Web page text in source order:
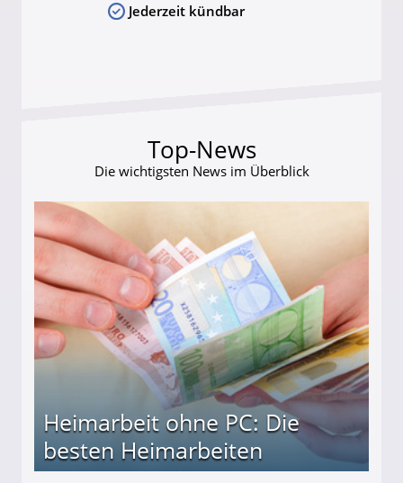
Jederzeit kündbar
Top-News
Die wichtigsten News im Überblick
Heimarbeit ohne PC: Die
besten Heimarbeiten